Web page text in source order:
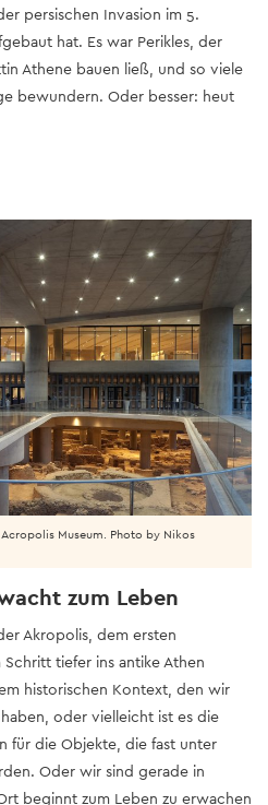
persischen Invasion im 5.
hat. Es war Perikles, der
Athene bauen ließ, und so viele
bewundern. Oder besser: heut
Museum. Photo by Nikos
zum Leben
Akropolis, dem ersten
tiefer ins antike Athen
historischen Kontext, den wir
oder vielleicht ist es die
für die Objekte, die fast unter
Oder wir sind gerade in
beginnt zum Leben zu erwachen